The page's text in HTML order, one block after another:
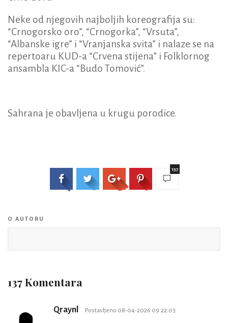
Neke od njegovih najboljih koreografija su:
“Crnogorsko oro”, “Crnogorka”, “Vrsuta”,
“Albanske igre” i “Vranjanska svita” i nalaze se na
repertoaru KUD-a “Crvena stijena” i Folklornog
ansambla KIC-a “Budo Tomović”.
Sahrana je obavljena u krugu porodice.
137
O AUTORU
137 Komentara
Qraynl Postavljeno 08-04-2026 09:22:03